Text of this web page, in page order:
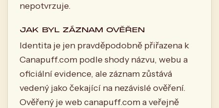
nepotvrzuje.
JAK BYL ZÁZNAM OVĚŘEN
Identita je jen pravděpodobně přiřazena k
Canapuff.com podle shody názvu, webu a
oficiální evidence, ale záznam zůstává
vedený jako čekající na nezávislé ověření.
Ověřený je web canapuff.com a veřejně